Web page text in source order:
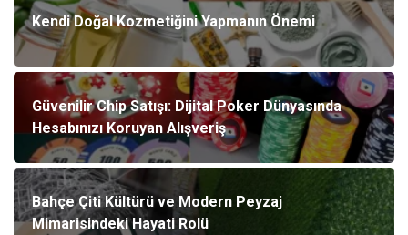
Kendi Doğal Kozmetiğini Yapmanın Önemi
Güvenilir Chip Satışı: Dijital Poker Dünyasında
Hesabınızı Koruyan Alışveriş
Bahçe Çiti Kültürü ve Modern Peyzaj
Mimarisindeki Hayati Rolü